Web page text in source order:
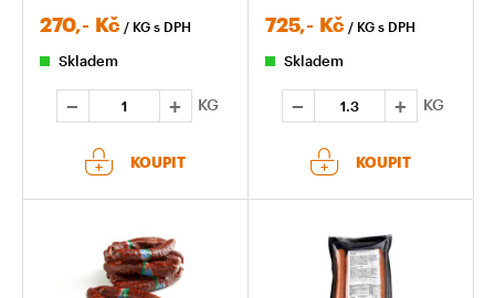
270,- Kč / KG s DPH
Skladem
KG
KOUPIT
725,- Kč / KG s DPH
Skladem
KG
KOUPIT